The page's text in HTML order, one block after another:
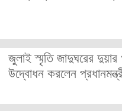
জুলাই স্মৃতি জাদুঘরের দুয়ার
উদ্বোধন করলেন